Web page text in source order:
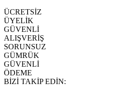
ÜCRETSİZ
ÜYELİK
GÜVENLİ
ALIŞVERİŞ
SORUNSUZ
GÜMRÜK
GÜVENLİ
ÖDEME
BİZİ TAKİP EDİN: